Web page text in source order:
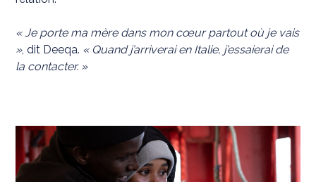
« Je porte ma mère dans mon cœur partout où je vais
», dit Deeqa. « Quand j’arriverai en Italie, j’essaierai de
la contacter. »